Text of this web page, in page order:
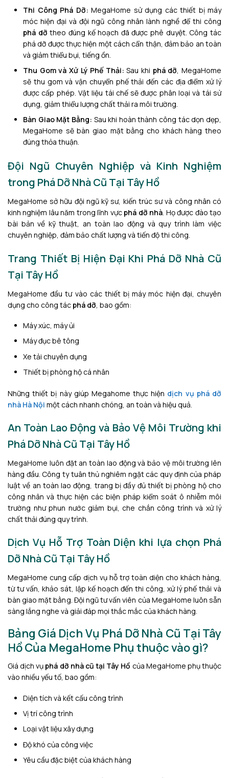
Thi Công Phá Dỡ: MegaHome sử dụng các thiết bị máy
móc hiện đại và đội ngũ công nhân lành nghề để thi công
phá dỡ theo đúng kế hoạch đã được phê duyệt. Công tác
phá dỡ được thực hiện một cách cẩn thận, đảm bảo an toàn
và giảm thiểu bụi, tiếng ồn.
Thu Gom và Xử Lý Phế Thải: Sau khi phá dỡ, MegaHome
sẽ thu gom và vận chuyển phế thải đến các địa điểm xử lý
được cấp phép. Vật liệu tái chế sẽ được phân loại và tái sử
dụng, giảm thiểu lượng chất thải ra môi trường.
Bàn Giao Mặt Bằng: Sau khi hoàn thành công tác dọn dẹp,
MegaHome sẽ bàn giao mặt bằng cho khách hàng theo
đúng thỏa thuận.
Đội Ngũ Chuyên Nghiệp và Kinh Nghiệm
trong Phá Dỡ Nhà Cũ Tại Tây Hồ
MegaHome sở hữu đội ngũ kỹ sư, kiến ​​trúc sư và công nhân có
kinh nghiệm lâu năm trong lĩnh vực phá dỡ nhà. Họ được đào tạo
bài bản về kỹ thuật, an toàn lao động và quy trình làm việc
chuyên nghiệp, đảm bảo chất lượng và tiến độ thi công.
Trang Thiết Bị Hiện Đại Khi Phá Dỡ Nhà Cũ
Tại Tây Hồ
MegaHome đầu tư vào các thiết bị máy móc hiện đại, chuyên
dụng cho công tác phá dỡ , bao gồm:
Máy xúc, máy ủi
Máy đục bê tông
Xe tải chuyên dụng
Thiết bị phòng hộ cá nhân
Những thiết bị này giúp Megahome thực hiện dịch vụ phá dỡ
nhà Hà Nội một cách nhanh chóng, an toàn và hiệu quả.
An Toàn Lao Động và Bảo Vệ Môi Trường khi
Phá Dỡ Nhà Cũ Tại Tây Hồ
MegaHome luôn đặt an toàn lao động và bảo vệ môi trường lên
hàng đầu. Công ty tuân thủ nghiêm ngặt các quy định của pháp
luật về an toàn lao động, trang bị đầy đủ thiết bị phòng hộ cho
công nhân và thực hiện các biện pháp kiểm soát ô nhiễm môi
trường như phun nước giảm bụi, che chắn công trình và xử lý
chất thải đúng quy trình.
Dịch Vụ Hỗ Trợ Toàn Diện khi lựa chọn Phá
Dỡ Nhà Cũ Tại Tây Hồ
MegaHome cung cấp dịch vụ hỗ trợ toàn diện cho khách hàng,
từ tư vấn, khảo sát, lập kế hoạch đến thi công, xử lý phế thải và
bàn giao mặt bằng. Đội ngũ tư vấn viên của MegaHome luôn sẵn
sàng lắng nghe và giải đáp mọi thắc mắc của khách hàng.
Bảng Giá Dịch Vụ Phá Dỡ Nhà Cũ Tại Tây
Hồ Của MegaHome Phụ thuộc vào gì?
Giá dịch vụ phá dỡ nhà cũ tại Tây Hồ của MegaHome phụ thuộc
vào nhiều yếu tố, bao gồm:
Diện tích và kết cấu công trình
Vị trí công trình
Loại vật liệu xây dựng
Độ khó của công việc
Yêu cầu đặc biệt của khách hàng